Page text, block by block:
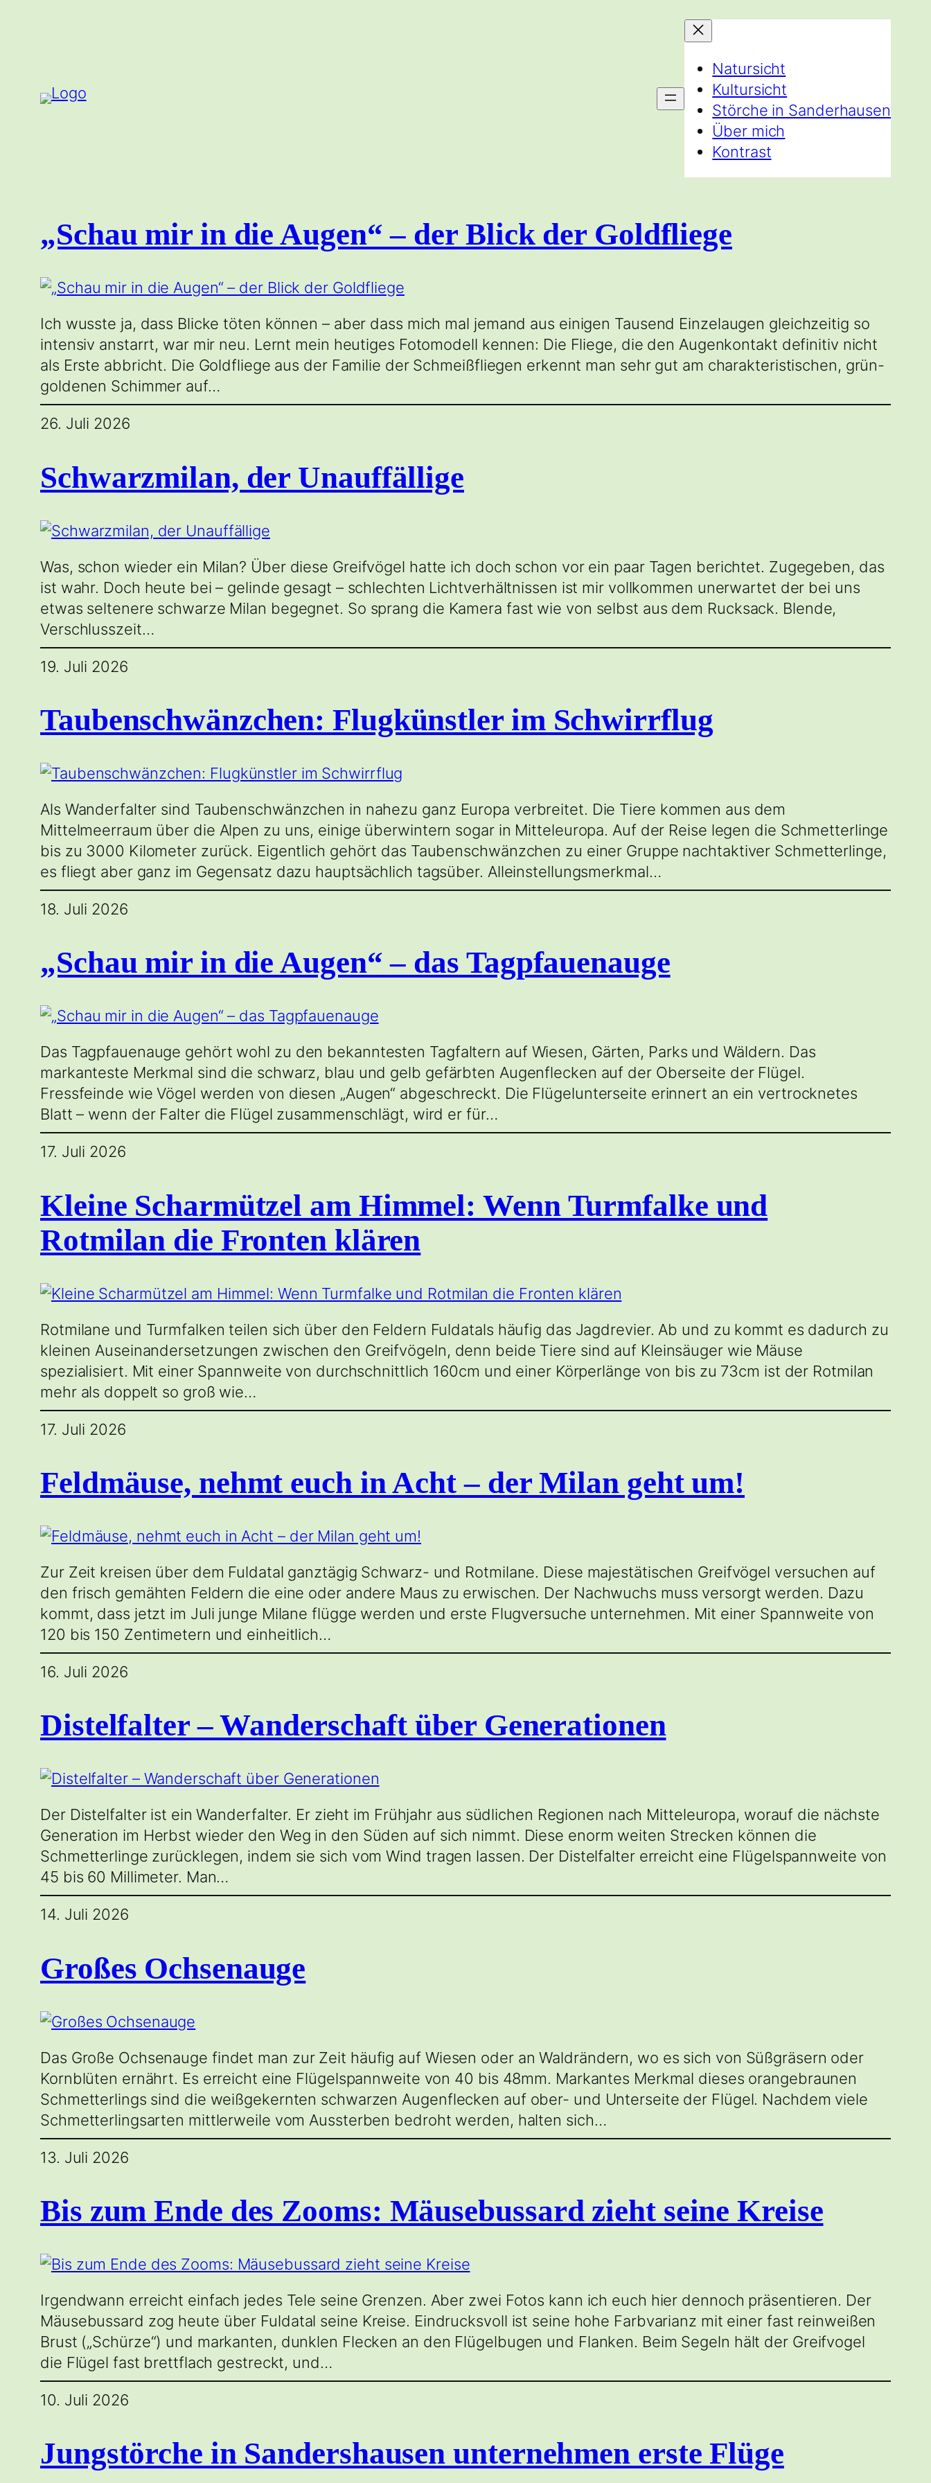
Natursicht
Kultursicht
Störche in Sanderhausen
Über mich
Kontrast
„Schau mir in die Augen“ – der Blick der Goldfliege
Ich wusste ja, dass Blicke töten können – aber dass mich mal jemand aus einigen Tausend Einzelaugen gleichzeitig so
intensiv anstarrt, war mir neu. Lernt mein heutiges Fotomodell kennen: Die Fliege, die den Augenkontakt definitiv nicht
als Erste abbricht. Die Goldfliege aus der Familie der Schmeißfliegen erkennt man sehr gut am charakteristischen, grün-
goldenen Schimmer auf…
26. Juli 2026
Schwarzmilan, der Unauffällige
Was, schon wieder ein Milan? Über diese Greifvögel hatte ich doch schon vor ein paar Tagen berichtet. Zugegeben, das
ist wahr. Doch heute bei – gelinde gesagt – schlechten Lichtverhältnissen ist mir vollkommen unerwartet der bei uns
etwas seltenere schwarze Milan begegnet. So sprang die Kamera fast wie von selbst aus dem Rucksack. Blende,
Verschlusszeit…
19. Juli 2026
Taubenschwänzchen: Flugkünstler im Schwirrflug
Als Wanderfalter sind Taubenschwänzchen in nahezu ganz Europa verbreitet. Die Tiere kommen aus dem
Mittelmeerraum über die Alpen zu uns, einige überwintern sogar in Mitteleuropa. Auf der Reise legen die Schmetterlinge
bis zu 3000 Kilometer zurück. Eigentlich gehört das Taubenschwänzchen zu einer Gruppe nachtaktiver Schmetterlinge,
es fliegt aber ganz im Gegensatz dazu hauptsächlich tagsüber. Alleinstellungsmerkmal…
18. Juli 2026
„Schau mir in die Augen“ – das Tagpfauenauge
Das Tagpfauenauge gehört wohl zu den bekanntesten Tagfaltern auf Wiesen, Gärten, Parks und Wäldern. Das
markanteste Merkmal sind die schwarz, blau und gelb gefärbten Augenflecken auf der Oberseite der Flügel.
Fressfeinde wie Vögel werden von diesen „Augen“ abgeschreckt. Die Flügelunterseite erinnert an ein vertrocknetes
Blatt – wenn der Falter die Flügel zusammenschlägt, wird er für…
17. Juli 2026
Kleine Scharmützel am Himmel: Wenn Turmfalke und
Rotmilan die Fronten klären
Rotmilane und Turmfalken teilen sich über den Feldern Fuldatals häufig das Jagdrevier. Ab und zu kommt es dadurch zu
kleinen Auseinandersetzungen zwischen den Greifvögeln, denn beide Tiere sind auf Kleinsäuger wie Mäuse
spezialisiert. Mit einer Spannweite von durchschnittlich 160cm und einer Körperlänge von bis zu 73cm ist der Rotmilan
mehr als doppelt so groß wie…
17. Juli 2026
Feldmäuse, nehmt euch in Acht – der Milan geht um!
Zur Zeit kreisen über dem Fuldatal ganztägig Schwarz- und Rotmilane. Diese majestätischen Greifvögel versuchen auf
den frisch gemähten Feldern die eine oder andere Maus zu erwischen. Der Nachwuchs muss versorgt werden. Dazu
kommt, dass jetzt im Juli junge Milane flügge werden und erste Flugversuche unternehmen. Mit einer Spannweite von
120 bis 150 Zentimetern und einheitlich…
16. Juli 2026
Distelfalter – Wanderschaft über Generationen
Der Distelfalter ist ein Wanderfalter. Er zieht im Frühjahr aus südlichen Regionen nach Mitteleuropa, worauf die nächste
Generation im Herbst wieder den Weg in den Süden auf sich nimmt. Diese enorm weiten Strecken können die
Schmetterlinge zurücklegen, indem sie sich vom Wind tragen lassen. Der Distelfalter erreicht eine Flügelspannweite von
45 bis 60 Millimeter. Man…
14. Juli 2026
Großes Ochsenauge
Das Große Ochsenauge findet man zur Zeit häufig auf Wiesen oder an Waldrändern, wo es sich von Süßgräsern oder
Kornblüten ernährt. Es erreicht eine Flügelspannweite von 40 bis 48mm. Markantes Merkmal dieses orangebraunen
Schmetterlings sind die weißgekernten schwarzen Augenflecken auf ober- und Unterseite der Flügel. Nachdem viele
Schmetterlingsarten mittlerweile vom Aussterben bedroht werden, halten sich…
13. Juli 2026
Bis zum Ende des Zooms: Mäusebussard zieht seine Kreise
Irgendwann erreicht einfach jedes Tele seine Grenzen. Aber zwei Fotos kann ich euch hier dennoch präsentieren. Der
Mäusebussard zog heute über Fuldatal seine Kreise. Eindrucksvoll ist seine hohe Farbvarianz mit einer fast reinweißen
Brust („Schürze“) und markanten, dunklen Flecken an den Flügelbugen und Flanken. Beim Segeln hält der Greifvogel
die Flügel fast brettflach gestreckt, und…
10. Juli 2026
Jungstörche in Sandershausen unternehmen erste Flüge